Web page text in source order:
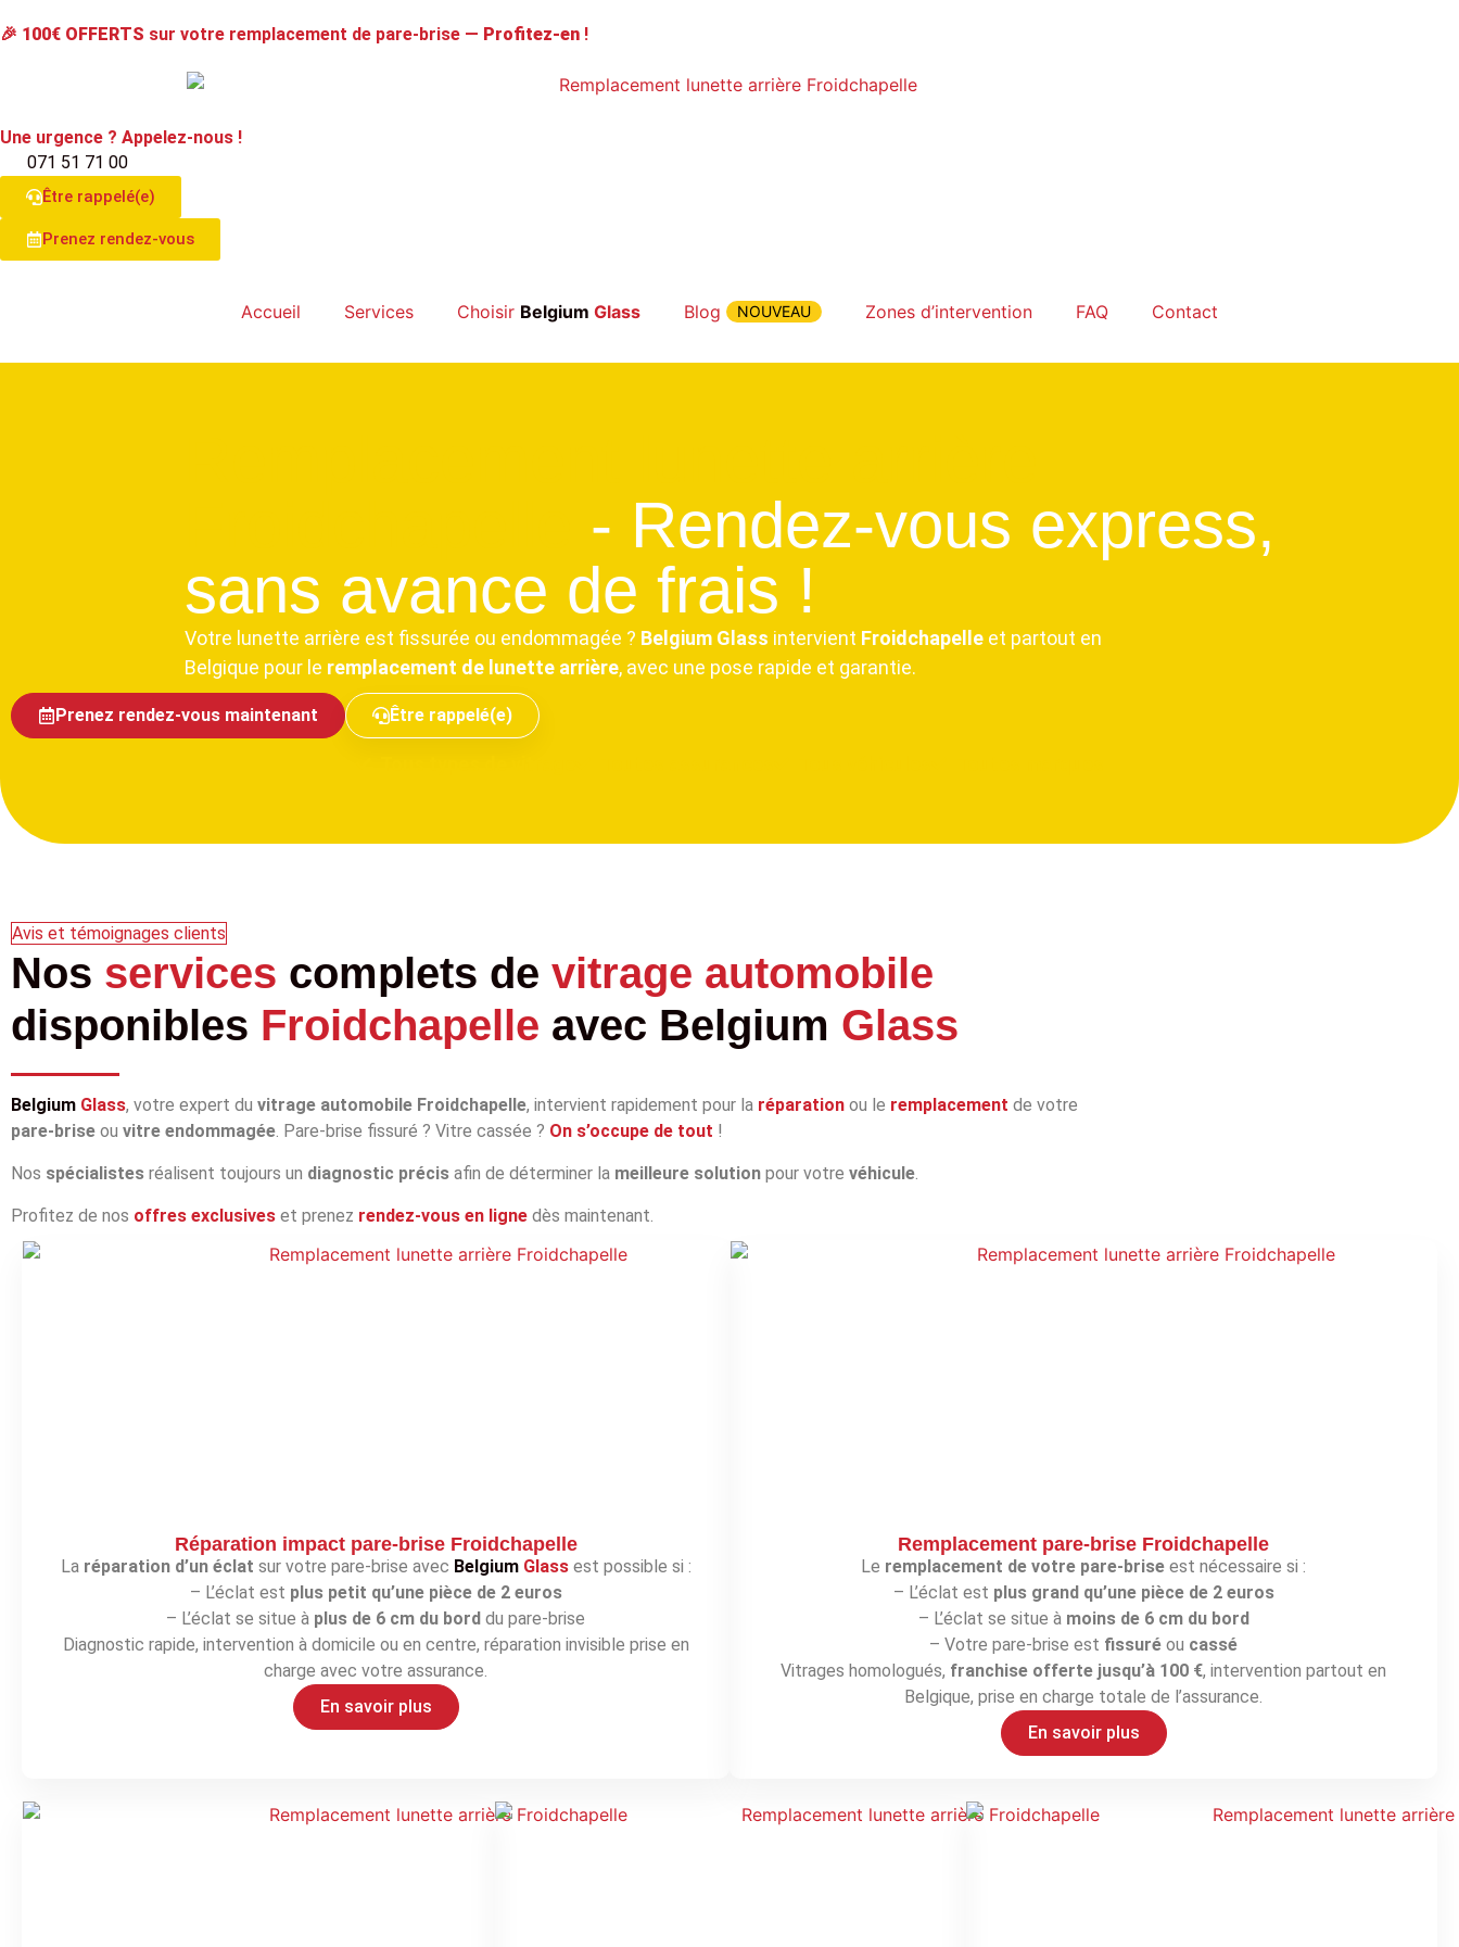
🎉 100€ OFFERTS sur votre remplacement de pare-brise — Profitez-en !
Une urgence ? Appelez-nous !
071 51 71 00
Être rappelé(e)
Prenez rendez-vous
Accueil Services Choisir Belgium Glass Blog NOUVEAU Zones d’intervention FAQ Contact
- Rendez-vous express,
sans avance de frais !
Votre lunette arrière est fissurée ou endommagée ? Belgium Glass intervient Froidchapelleet partout en
Belgique pour le remplacement de lunette arrière, avec une pose rapide et garantie.
Prenez rendez-vous maintenant Être rappelé(e)
Avis et témoignages clients
Nos services complets de vitrage automobile
disponibles Froidchapelle avec Belgium Glass
Belgium Glass, votre expert du vitrage automobile Froidchapelle, intervient rapidement pour la réparation ou le remplacement de votre
pare‑brise ou vitre endommagée . Pare‑brise fissuré ? Vitre cassée ? On s’occupe de tout !
Nos spécialistes réalisent toujours un diagnostic précis afin de déterminer la meilleure solution pour votre véhicule
Profitez de nos offres exclusives et prenez rendez‑vous en ligne dès maintenant.
Réparation impact pare-brise Froidchapelle
La réparation d’un éclat sur votre pare-brise avec Belgium Glass est possible si :
– L’éclat est plus petit qu’une pièce de 2 euros
– L’éclat se situe à plus de 6 cm du bord du pare-brise
Diagnostic rapide, intervention à domicile ou en centre, réparation invisible prise en
charge avec votre assurance.
En savoir plus
Remplacement pare-brise Froidchapelle
Le remplacement de votre pare-brise est nécessaire si :
– L’éclat est plus grand qu’une pièce de 2 euros
– L’éclat se situe à moins de 6 cm du bord
– Votre pare-brise est fissuré ou cassé
Vitrages homologués, franchise offerte jusqu’à 100 €, intervention partout en
Belgique, prise en charge totale de l’assurance.
En savoir plus